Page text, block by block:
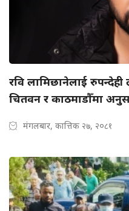
रवि लामिछानेलाई
चितवन र काठमाडौँमा
मंगलबार, कात्तिक २७, २०८१